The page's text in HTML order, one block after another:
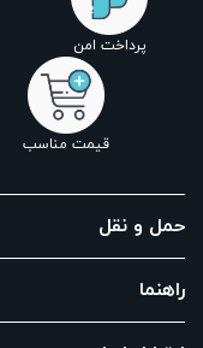
پرداخت امن
قیمت مناسب
حمل و نقل
راهنما